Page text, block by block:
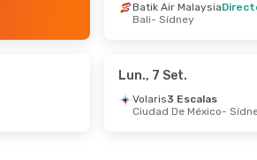
- Mar., 29 Set.
Batik Air Malaysia
Bali- Sídney
Lun., 7 Set.
Volaris3 Escalas
Ciudad De México-